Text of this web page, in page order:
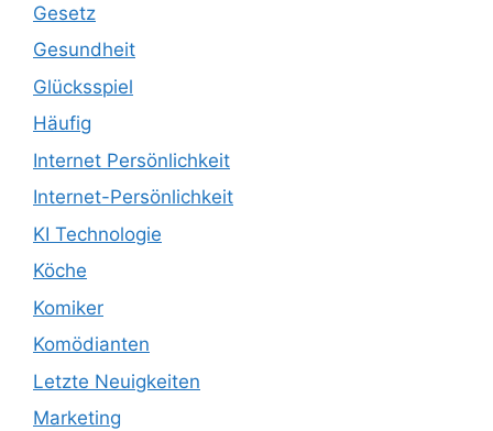
Gesetz
Gesundheit
Glücksspiel
Häufig
Internet Persönlichkeit
Internet-Persönlichkeit
KI Technologie
Köche
Komiker
Komödianten
Letzte Neuigkeiten
Marketing